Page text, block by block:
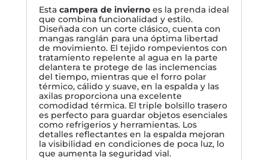
Esta campera de invierno es la prenda ideal
que combina funcionalidad y estilo.
Diseñada con un corte clásico, cuenta con
mangas ranglán para una óptima libertad
de movimiento. El tejido rompevientos con
tratamiento repelente al agua en la parte
delantera te protege de las inclemencias
del tiempo, mientras que el forro polar
térmico, cálido y suave, en la espalda y las
axilas proporciona una excelente
comodidad térmica. El triple bolsillo trasero
es perfecto para guardar objetos esenciales
como refrigerios y herramientas. Los
detalles reflectantes en la espalda mejoran
la visibilidad en condiciones de poca luz, lo
que aumenta la seguridad vial.